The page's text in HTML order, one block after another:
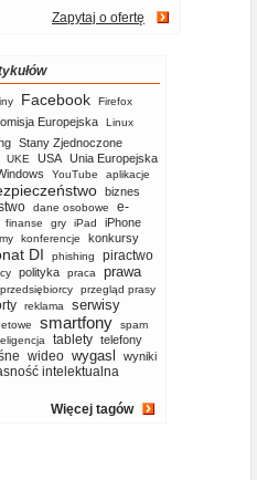
Zapytaj o ofertę
Facebook Firefox
Europejska Linux
Stany Zjednoczone
UKE USA Unia Europejska
YouTube aplikacje
biznes
dane osobowe
e-
finanse gry iPad iPhone
konferencje konkursy
DI phishing piractwo
polityka praca
prawa
przedsiębiorcy
przegląd prasy
reklama
serwisy
smartfony
spam
tablety telefony
wideo wygasl
wyniki
intelektualna
Więcej tagów